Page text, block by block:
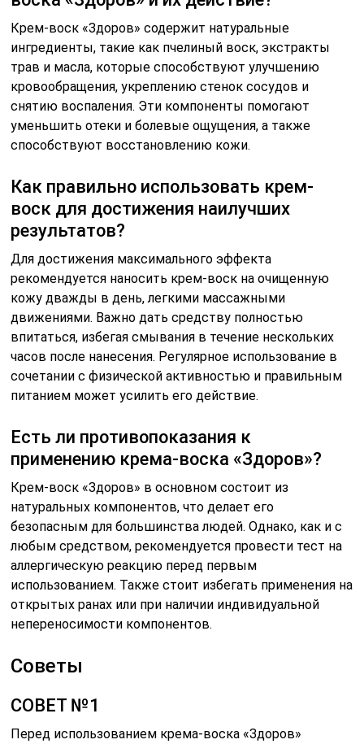
Крем-воск «Здоров» содержит натуральные
ингредиенты, такие как пчелиный воск, экстракты
трав и масла, которые способствуют улучшению
кровообращения, укреплению стенок сосудов и
снятию воспаления. Эти компоненты помогают
уменьшить отеки и болевые ощущения, а также
способствуют восстановлению кожи.
Как правильно использовать крем-
воск для достижения наилучших
результатов?
Для достижения максимального эффекта
рекомендуется наносить крем-воск на очищенную
кожу дважды в день, легкими массажными
движениями. Важно дать средству полностью
впитаться, избегая смывания в течение нескольких
часов после нанесения. Регулярное использование в
сочетании с физической активностью и правильным
питанием может усилить его действие.
Есть ли противопоказания к
применению крема-воска «Здоров»?
Крем-воск «Здоров» в основном состоит из
натуральных компонентов, что делает его
безопасным для большинства людей. Однако, как и с
любым средством, рекомендуется провести тест на
аллергическую реакцию перед первым
использованием. Также стоит избегать применения на
открытых ранах или при наличии индивидуальной
непереносимости компонентов.
Советы
СОВЕТ №1
Перед использованием крема-воска «Здоров»